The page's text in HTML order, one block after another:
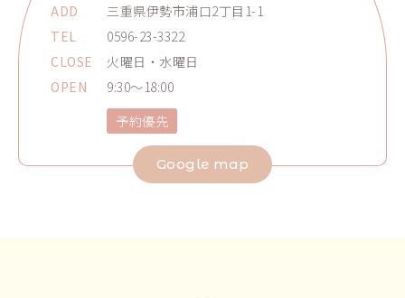
ADD
三重県伊勢市浦口2丁目1-1
TEL
0596-23-3322
CLOSE
火曜日・水曜日
OPEN
9:30～18:00
予約優先
Google map